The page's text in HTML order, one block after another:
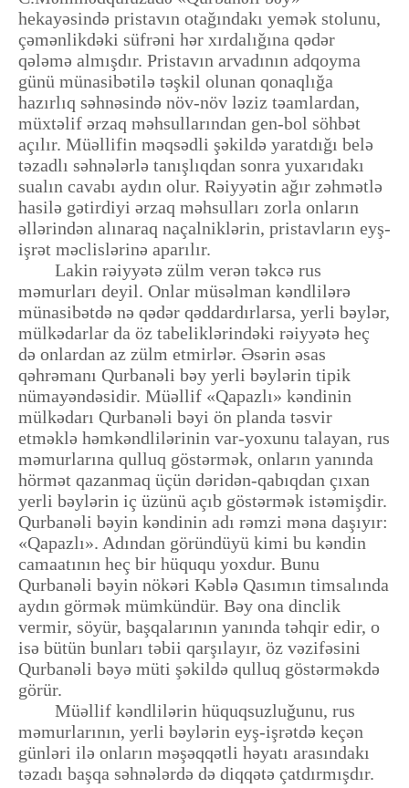
hekayəsində pristavın otağındakı yemək stolunu,
çəmənlikdəki süfrəni hər xırdalığına qədər
qələmə almışdır. Pristavın arvadının adqoyma
günü münasibətilə təşkil olunan qonaqlığa
hazırlıq səhnəsində növ-növ ləziz təamlardan,
müxtəlif ərzaq məhsullarından gen-bol söhbət
açılır. Müəllifin məqsədli şəkildə yaratdığı belə
təzadlı səhnələrlə tanışlıqdan sonra yuxarıdakı
sualın cavabı aydın olur. Rəiyyətin ağır zəhmətlə
hasilə gətirdiyi ərzaq məhsulları zorla onların
əllərindən alınaraq naçalniklərin, pristavların eyş-
işrət məclislərinə aparılır.
Lakin rəiyyətə zülm verən təkcə rus
məmurları deyil. Onlar müsəlman kəndlilərə
münasibətdə nə qədər qəddardırlarsa, yerli bəylər,
mülkədarlar da öz tabeliklərindəki rəiyyətə heç
də onlardan az zülm etmirlər. Əsərin əsas
qəhrəmanı Qurbanəli bəy yerli bəylərin tipik
nümayəndəsidir. Müəllif «Qapazlı» kəndinin
mülkədarı Qurbanəli bəyi ön planda təsvir
etməklə həmkəndlilərinin var-yoxunu talayan, rus
məmurlarına qulluq göstərmək, onların yanında
hörmət qazanmaq üçün dəridən-qabıqdan çıxan
yerli bəylərin iç üzünü açıb göstərmək istəmişdir.
Qurbanəli bəyin kəndinin adı rəmzi məna daşıyır:
«Qapazlı». Adından göründüyü kimi bu kəndin
camaatının heç bir hüququ yoxdur. Bunu
Qurbanəli bəyin nökəri Kəblə Qasımın timsalında
aydın görmək mümkündür. Bəy ona dinclik
vermir, söyür, başqalarının yanında təhqir edir, o
isə bütün bunları təbii qarşılayır, öz vəzifəsini
Qurbanəli bəyə müti şəkildə qulluq göstərməkdə
görür.
Müəllif kəndlilərin hüquqsuzluğunu, rus
məmurlarının, yerli bəylərin eyş-işrətdə keçən
günləri ilə onların məşəqqətli həyatı arasındakı
təzadı başqa səhnələrdə də diqqətə çatdırmışdır.